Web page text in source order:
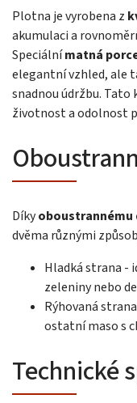
Plotna je vyrobena z
akumulaci a
Speciálnímatná
elegantní vzhled, ale
snadnou údržbu.
životnost a odolnost
Díkyoboustrannému
dvěma různými
Hladká strana -
zeleniny nebo
Rýhovaná
ostatní maso s
Technické